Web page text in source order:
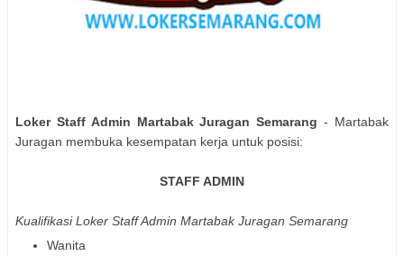
Loker Staff Admin Martabak Juragan Semarang - Martabak
Juragan membuka kesempatan kerja untuk posisi:
STAFF ADMIN
Kualifikasi Loker Staff Admin Martabak Juragan Semarang
Wanita